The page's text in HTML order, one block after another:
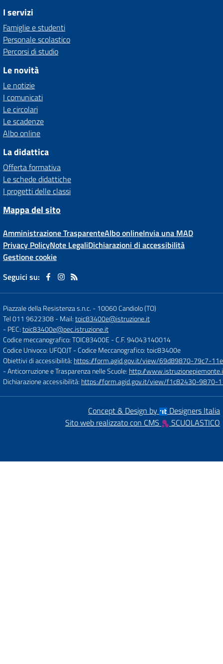
I servizi
Famiglie e studenti
Personale scolastico
Percorsi di studio
Le novità
Le notizie
I comunicati
Le circolari
Le scadenze
Albo online
La didattica
Offerta formativa
Le schede didattiche
I progetti delle classi
Mappa del sito
Amministrazione TrasparenteAlbo onlineInvia una MAD
Privacy PolicyNote LegaliDichiarazioni di accessibilità
Gestione cookie
Seguici su:
Piazzale della Resistenza s.n.c. -10060 Candiolo (TO)
Tel 011 9622308- Mail:toic83400e@istruzione.it
- PEC:toic83400e@pec.istruzione.it
Codice meccanografico: TOIC83400E - C.F. 94043140014
Codice Univoco: UFQOJT- Codice Meccanografico: toic83400e
Obiettivi di accessibilità: https://form.agid.gov.it/view/69d89870-79c7-
- Anticorruzione e Trasparenza nelle Scuole: http://
Dichiarazione accessibilità: https://form.agid.gov.it/view/f1c82430-9870-
Concept & Design by
Designers Italia
Sito web realizzato con CMS
SCUOLASTICO